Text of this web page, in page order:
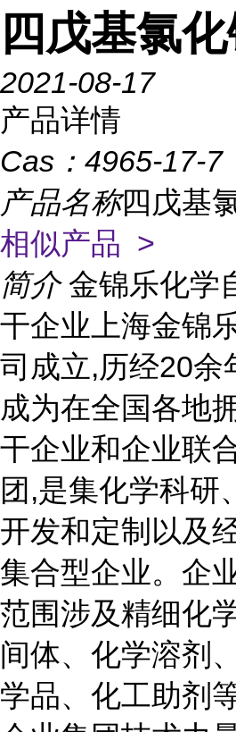
四戊基氯
2021-08-17
产品详情
Cas： 4965-17-7
产品名称四戊基
相似产品 >
简介 金锦乐化学
干企业上海金锦
司成立,历经20余
成为在全国各地
干企业和企业联
团,是集化学科研
开发和定制以及
集合型企业。企
范围涉及精细化
间体、化学溶剂
学品、化工助剂